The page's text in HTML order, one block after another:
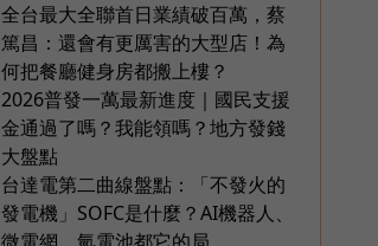
全台最大全聯首日業績破百萬，蔡
篤昌：還會有更厲害的大型店！為
何把餐廳健身房都搬上樓？
2026普發一萬最新進度｜國民支援
金通過了嗎？我能領嗎？地方發錢
大盤點
台達電第二曲線盤點：「不發火的
發電機」SOFC是什麼？AI機器人、